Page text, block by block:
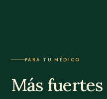
PARA TU MÉDICO
Más fuertes